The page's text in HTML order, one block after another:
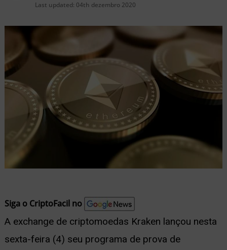
Last updated: 04th dezembro 2020
Siga o CriptoFacil no
A exchange de criptomoedas Kraken lançou nesta
sexta-feira (4) seu programa de prova de